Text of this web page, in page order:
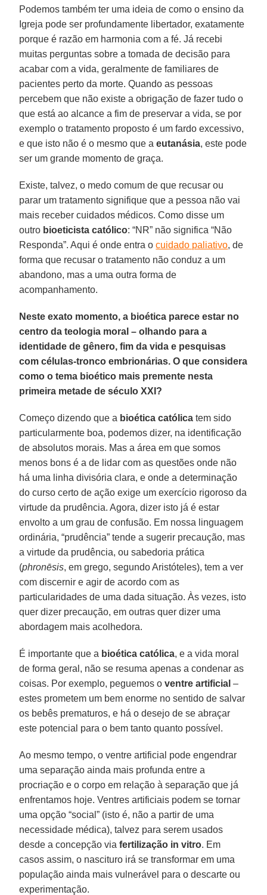
Podemos também ter uma ideia de como o ensino da
Igreja pode ser profundamente libertador, exatamente
porque é razão em harmonia com a fé. Já recebi
muitas perguntas sobre a tomada de decisão para
acabar com a vida, geralmente de familiares de
pacientes perto da morte. Quando as pessoas
percebem que não existe a obrigação de fazer tudo o
que está ao alcance a fim de preservar a vida, se por
exemplo o tratamento proposto é um fardo excessivo,
e que isto não é o mesmo que aeutanásia, este pode
ser um grande momento de graça.
Existe, talvez, o medo comum de que recusar ou
parar um tratamento signifique que a pessoa não vai
mais receber cuidados médicos. Como disse um
outro bioeticista católico: “NR” não significa “Não
Responda”. Aqui é onde entra ocuidado paliativo, de
forma que recusar o tratamento não conduz a um
abandono, mas a uma outra forma de
acompanhamento.
Neste exato momento, a bioética parece estar no
centro da teologia moral – olhando para a
identidade de gênero, fim da vida e pesquisas
com células-tronco embrionárias. O que considera
como o tema bioético mais premente nesta
primeira metade de século XXI?
Começo dizendo que a bioética católica tem sido
particularmente boa, podemos dizer, na identificação
de absolutos morais. Mas a área em que somos
menos bons é a de lidar com as questões onde não
há uma linha divisória clara, e onde a determinação
do curso certo de ação exige um exercício rigoroso da
virtude da prudência. Agora, dizer isto já é estar
envolto a um grau de confusão. Em nossa linguagem
ordinária, “prudência” tende a sugerir precaução, mas
a virtude da prudência, ou sabedoria prática
(phronēsis, em grego, segundo Aristóteles), tem a ver
com discernir e agir de acordo com as
particularidades de uma dada situação. Às vezes, isto
quer dizer precaução, em outras quer dizer uma
abordagem mais acolhedora.
É importante que a bioética católica, e a vida moral
de forma geral, não se resuma apenas a condenar as
coisas. Por exemplo, peguemos oventre artificial –
estes prometem um bem enorme no sentido de salvar
os bebês prematuros, e há o desejo de se abraçar
este potencial para o bem tanto quanto possível.
Ao mesmo tempo, o ventre artificial pode engendrar
uma separação ainda mais profunda entre a
procriação e o corpo em relação à separação que já
enfrentamos hoje. Ventres artificiais podem se tornar
uma opção “social” (isto é, não a partir de uma
necessidade médica), talvez para serem usados
desde a concepção viafertilização in vitro. Em
casos assim, o nascituro irá se transformar em uma
população ainda mais vulnerável para o descarte ou
experimentação.